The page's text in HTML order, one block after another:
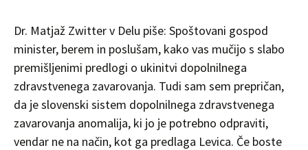
Dr. Matjaž Zwitter v Delu piše: Spoštovani gospod
minister, berem in poslušam, kako vas mučijo s slabo
premišljenimi predlogi o ukinitvi dopolnilnega
zdravstvenega zavarovanja. Tudi sam sem prepričan,
da je slovenski sistem dopolnilnega zdravstvenega
zavarovanja anomalija, ki jo je potrebno odpraviti,
vendar ne na način, kot ga predlaga Levica. Če boste